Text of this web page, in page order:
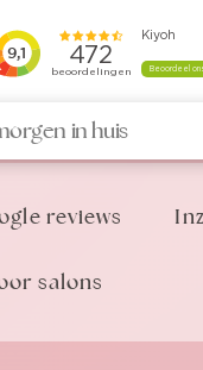
in huis
reviews
salons